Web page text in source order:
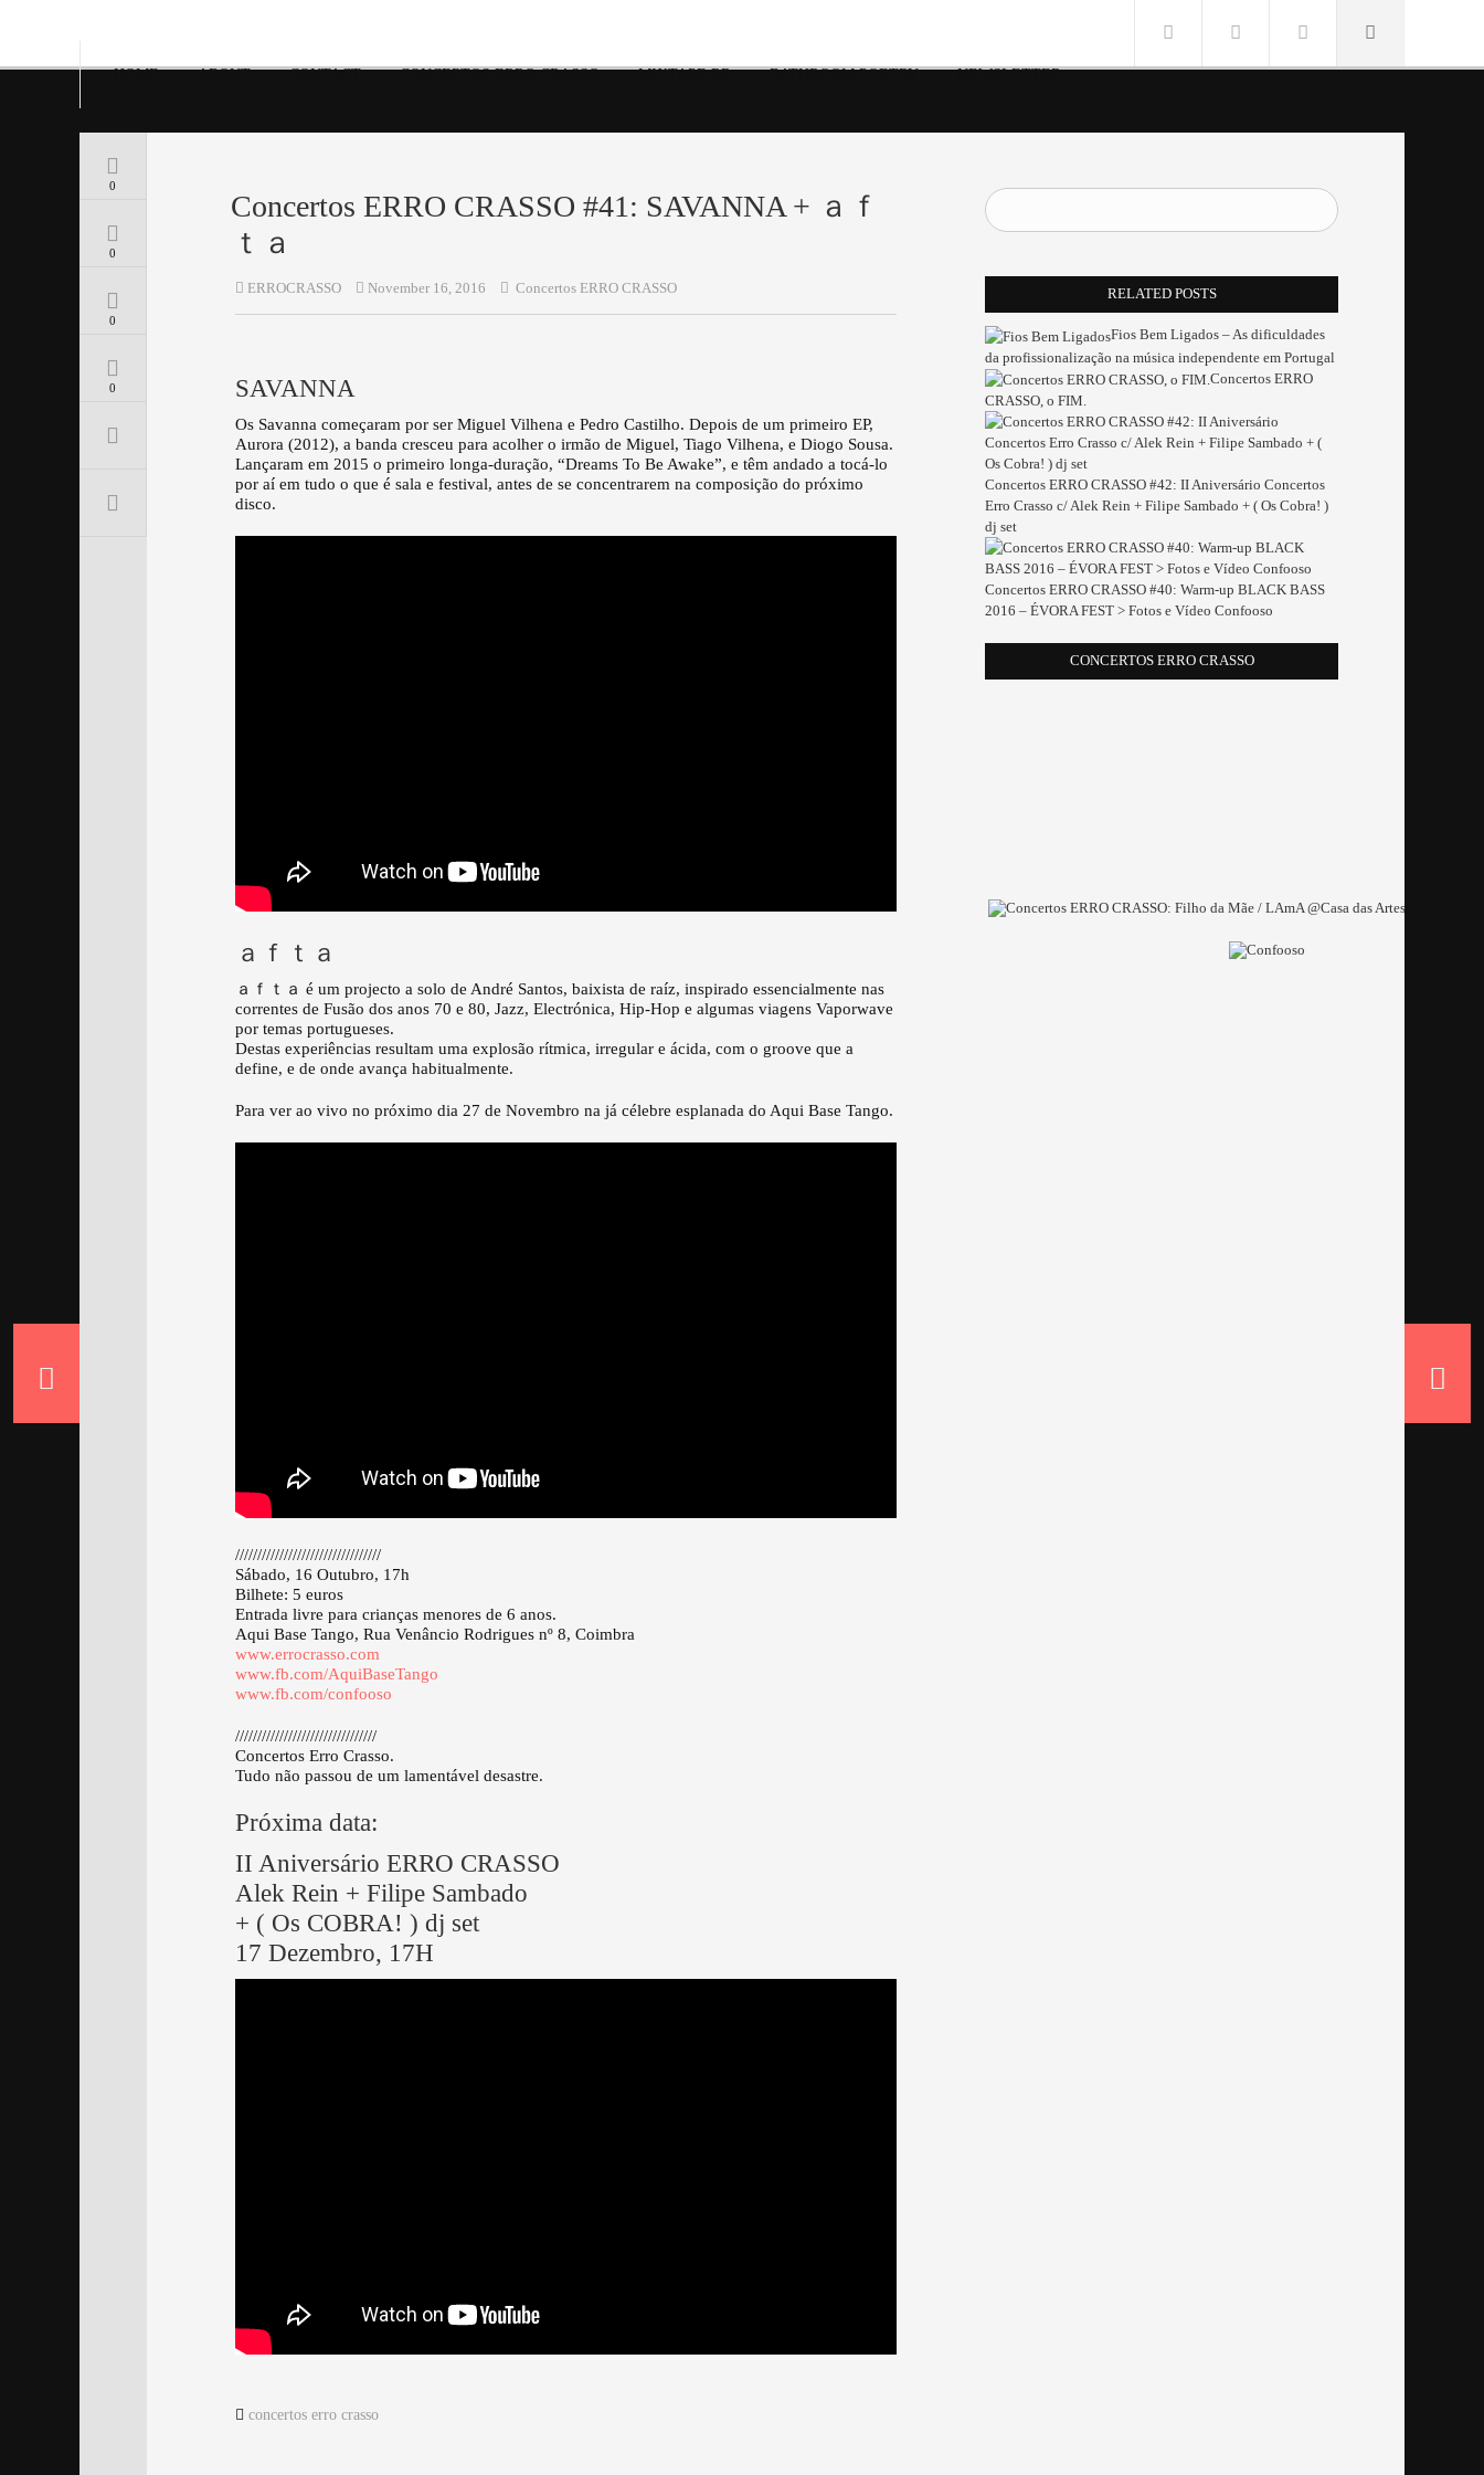
HOME ABOUT CONTACT CONCERTOS ERRO CRASSO MIXTAPE RR BATHROOM POETRY NEWSLETTER
0
0
0
0
Concertos ERRO CRASSO #41: SAVANNA + ａｆ
ｔａ
ERROCRASSO November 16, 2016 Concertos ERRO CRASSO
SAVANNA
Os Savanna começaram por ser Miguel Vilhena e Pedro Castilho. Depois de um primeiro EP,
Aurora (2012), a banda cresceu para acolher o irmão de Miguel, Tiago Vilhena, e Diogo Sousa.
Lançaram em 2015 o primeiro longa-duração, “Dreams To Be Awake”, e têm andado a tocá-lo
por aí em tudo o que é sala e festival, antes de se concentrarem na composição do próximo
disco.
ａｆｔａ
ａｆｔａ é um projecto a solo de André Santos, baixista de raíz, inspirado essencialmente nas
correntes de Fusão dos anos 70 e 80, Jazz, Electrónica, Hip-Hop e algumas viagens Vaporwave
por temas portugueses.
Destas experiências resultam uma explosão rítmica, irregular e ácida, com o groove que a
define, e de onde avança habitualmente.
Para ver ao vivo no próximo dia 27 de Novembro na já célebre esplanada do Aqui Base Tango.
/////////////////////////////////
Sábado, 16 Outubro, 17h
Bilhete: 5 euros
Entrada livre para crianças menores de 6 anos.
Aqui Base Tango, Rua Venâncio Rodrigues nº 8, Coimbra
www.errocrasso.com
www.fb.com/AquiBaseTango
www.fb.com/confooso
////////////////////////////////
Concertos Erro Crasso.
Tudo não passou de um lamentável desastre.
Próxima data:
II Aniversário ERRO CRASSO
Alek Rein + Filipe Sambado
+ ( Os COBRA! ) dj set
17 Dezembro, 17H
concertos erro crasso
RELATED POSTS
Fios Bem Ligados – As dificuldades
da profissionalização na música independente em Portugal
Concertos ERRO
CRASSO, o FIM.
Concertos ERRO CRASSO #42: II Aniversário Concertos
Erro Crasso c/ Alek Rein + Filipe Sambado + ( Os Cobra! )
dj set
Concertos ERRO CRASSO #40: Warm-up BLACK BASS
2016 – ÉVORA FEST > Fotos e Vídeo Confooso
CONCERTOS ERRO CRASSO